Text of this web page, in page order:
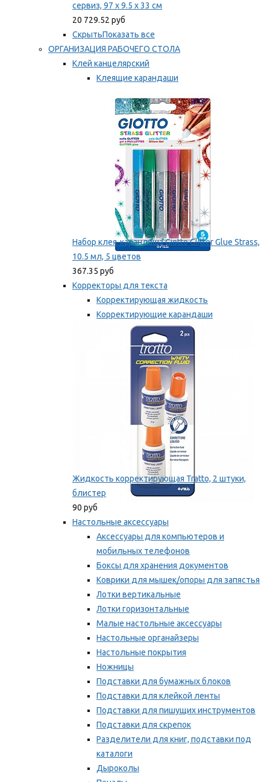
сервиз, 97 x 9.5 x 33 см
20 729.52 руб
СкрытьПоказать все
ОРГАНИЗАЦИЯ РАБОЧЕГО СТОЛА
Клей канцелярский
Клеящие карандаши
Мы рекомендуем
Набор клея-карандаша Giotto Glitter Glue Strass,
10.5 мл, 5 цветов
367.35 руб
Корректоры для текста
Корректирующая жидкость
Корректирующие карандаши
Корректирующие ленты
Мы рекомендуем
Жидкость корректирующая Tratto, 2 штуки,
блистер
90 руб
Настольные аксессуары
Аксессуары для компьютеров и
мобильных телефонов
Боксы для хранения документов
Коврики для мышек/опоры для запястья
Лотки вертикальные
Лотки горизонтальные
Малые настольные аксессуары
Настольные органайзеры
Настольные покрытия
Ножницы
Подставки для бумажных блоков
Подставки для клейкой ленты
Подставки для пишущих инструментов
Подставки для скрепок
Разделители для книг, подставки под
каталоги
Дыроколы